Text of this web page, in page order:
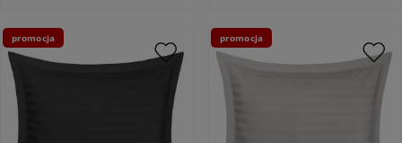
promocja promocja